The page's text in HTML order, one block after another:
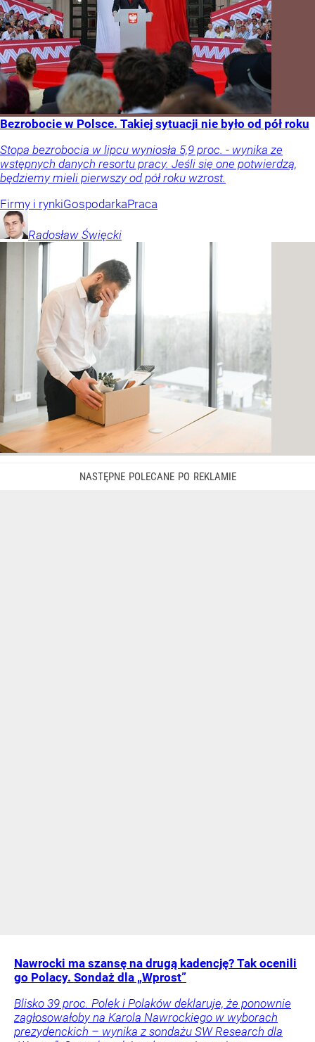
Bezrobocie w Polsce. Takiej sytuacji nie było od pół roku
Stopa bezrobocia w lipcu wyniosła 5,9 proc. - wynika ze
wstępnych danych resortu pracy. Jeśli się one potwierdzą,
będziemy mieli pierwszy od pół roku wzrost.
Firmy i rynkiGospodarkaPraca
Radosław Święcki
Nawrocki ma szansę na drugą kadencję? Tak ocenili
go Polacy. Sondaż dla „Wprost”
Blisko 39 proc. Polek i Polaków deklaruje, że ponownie
zagłosowałoby na Karola Nawrockiego w wyborach
prezydenckich – wynika z sondażu SW Research dla